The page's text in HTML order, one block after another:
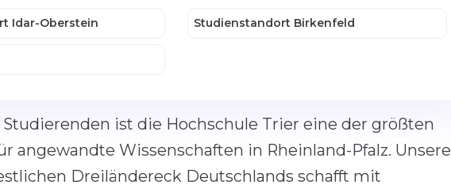
Idar-Oberstein Studienstandort Birkenfeld
ist die Hochschule Trier eine der größten
angewandte Wissenschaften in Rheinland-Pfalz. Unsere
Dreiländereck Deutschlands schafft mit